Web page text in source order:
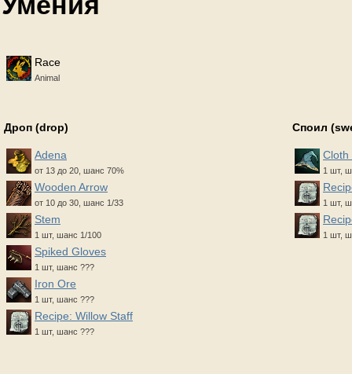
Race
Animal
Дроп (drop)
Adena
от 13 до 20, шанс 70%
Wooden Arrow
от 10 до 30, шанс 1/33
Stem
1 шт, шанс 1/100
Spiked Gloves
1 шт, шанс ???
Iron Ore
1 шт, шанс ???
Recipe: Willow Staff
1 шт, шанс ???
Споил
Cloth
1 шт,
1 шт,
1 шт,